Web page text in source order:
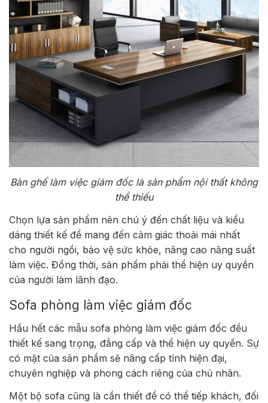
Bàn ghế làm việc giám đốc là sản phẩm nội thất không
thể thiếu
Chọn lựa sản phẩm nên chú ý đến chất liệu và kiểu
dáng thiết kế để mang đến cảm giác thoải mái nhất
cho người ngồi, bảo vệ sức khỏe, nâng cao năng suất
làm việc. Đồng thời, sản phẩm phải thể hiện uy quyền
của người làm lãnh đạo.
Sofa phòng làm việc giám đốc
Hầu hết các mẫu sofa phòng làm việc giám đốc đều
thiết kế sang trọng, đẳng cấp và thể hiện uy quyền. Sự
có mặt của sản phẩm sẽ nâng cấp tính hiện đại,
chuyên nghiệp và phong cách riêng của chủ nhân.
Một bộ sofa cũng là cần thiết để có thể tiếp khách, đối